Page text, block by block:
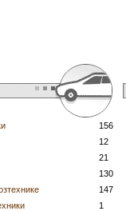
156
12
21
130
147
1